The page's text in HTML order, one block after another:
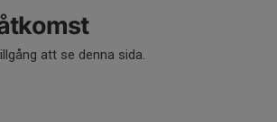
att se denna sida.